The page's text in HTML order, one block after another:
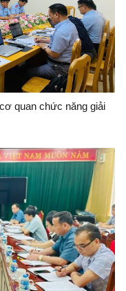
quan chức năng giải